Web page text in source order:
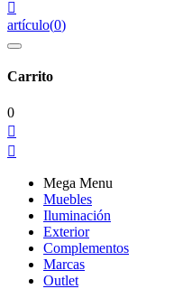

artículo(0)
Carrito
0


Mega Menu
Muebles
Iluminación
Exterior
Complementos
Marcas
Outlet